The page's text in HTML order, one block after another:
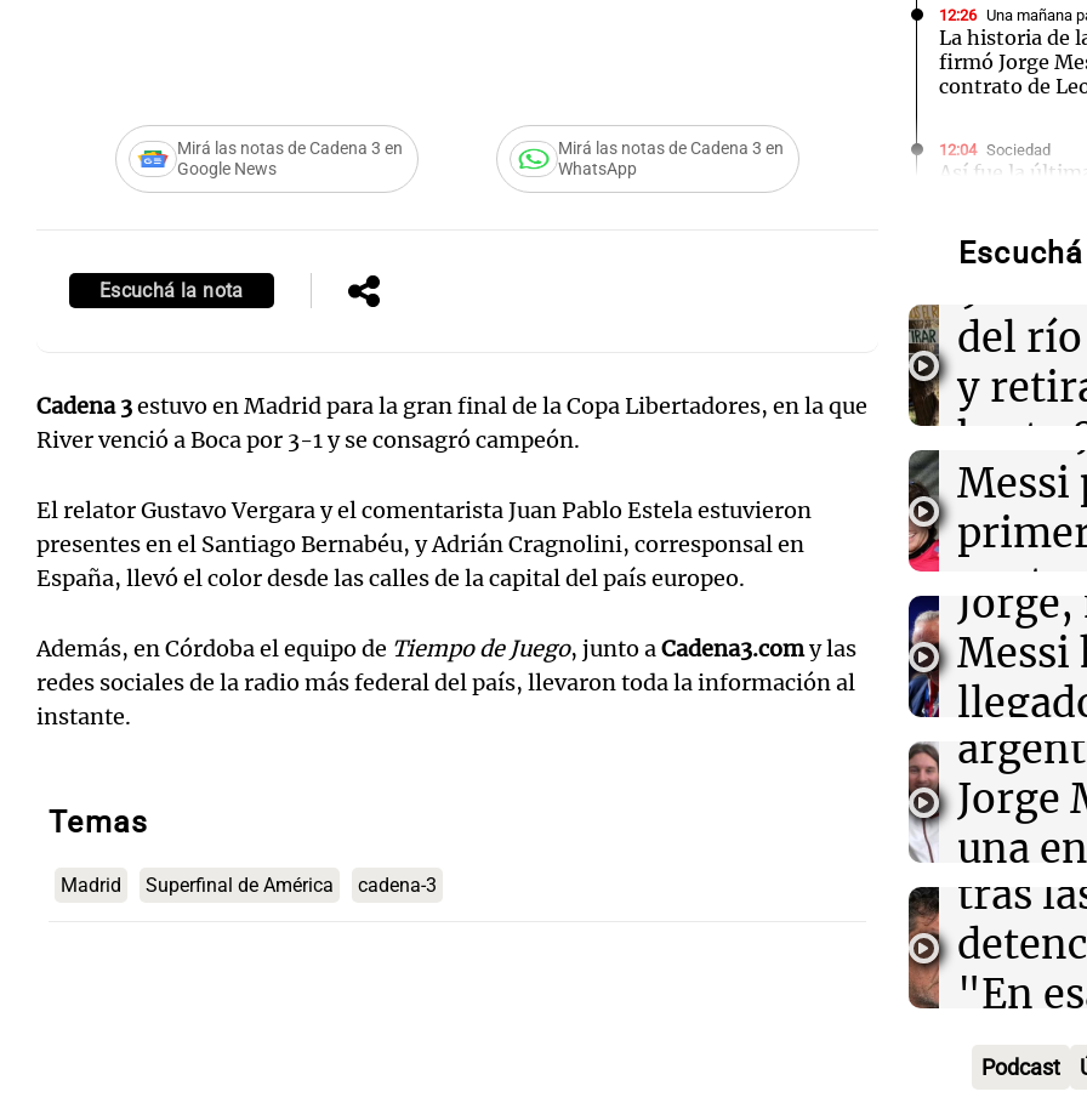
Mirá las notas de Cadena 3 en
Google News
Mirá las notas de Cadena 3 en
WhatsApp
Escuchá la nota
Cadena 3estuvo en Madrid para la gran final de la Copa Libertadores, en la que
River venció a Boca por 3-1 y se consagró campeón.
El relator Gustavo Vergara y el comentarista Juan Pablo Estela estuvieron
presentes en el Santiago Bernabéu, y Adrián Cragnolini, corresponsal en
España, llevó el color desde las calles de la capital del país europeo.
Además, en Córdoba el equipo de Tiempo de Juego, junto a Cadena3.comy las
redes sociales de la radio más federal del país, llevaron toda la información al
instante.
Temas
Madrid Superfinal de América cadena-3
12:26 Una mañana
La historia de
firmó Jorge
contrato de
12:04 Sociedad
Así fue la
12:01 Una mañana
Messi hubiera
llegó"
11:52 Sociedad
“Abrazo
por duelo
11:46 Una mañana
El abuelo de
las nuevas
casa están
Audio.
del
y
hasta
de
Una
Episodios
firmó
Messi
Leo
Una
Episodios
Audio.
Jorge,
Messi
llegó"
Una
Episodios
Audio.
sueño
Jorge
una
con
Una
Episodios
Audio.
tras
"En
todos
algo
Audio.
del
ideal:
Audio.
de la
Podcast